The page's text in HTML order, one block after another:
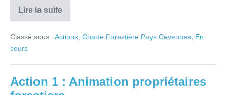
Lire la suite
Classé sous : Actions Charte Forestière Pays Cévennes En
cours
Action 1 : Animation propriétaires